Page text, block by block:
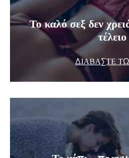
Το καλό σεξ δεν
τέλειο
ΔΙΑΒΆΣΤΕ